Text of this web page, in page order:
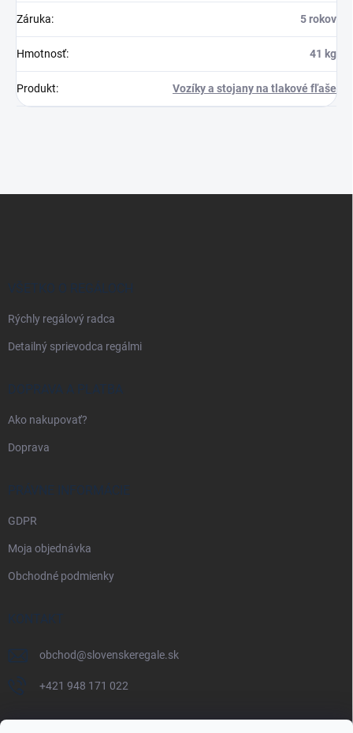
Záruka: 5 rokov
Hmotnosť: 41 kg
Produkt: Vozíky a stojany na tlakové fľaše
VŠETKO O REGÁLOCH
Rýchly regálový radca
Detailný sprievodca regálmi
DOPRAVA A PLATBA
Ako nakupovať?
Doprava
PRÁVNE INFORMÁCIE
GDPR
Moja objednávka
Obchodné podmienky
KONTAKT
obchod@slovenskeregale.sk
+421 948 171 022